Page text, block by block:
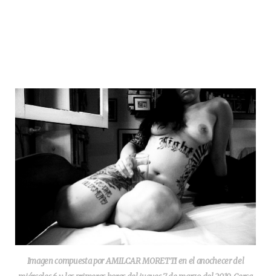
Imagen compuesta por AMILCAR MORETTI en el anochecer del